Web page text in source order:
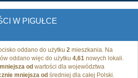
W PIGUŁCE
oddano do użytku 2 mieszkania. Na
oddano więc do użytku 4,61 nowych lokali.
od wartości dla województwa
mniejsza od średniej dla całej Polski.